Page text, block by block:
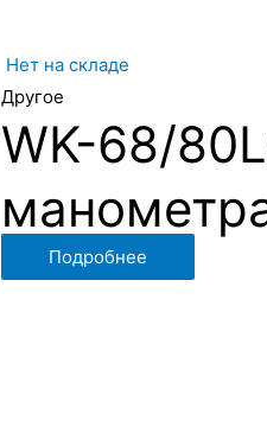
Нет на складе
Другое
WK-68/
Подробнее